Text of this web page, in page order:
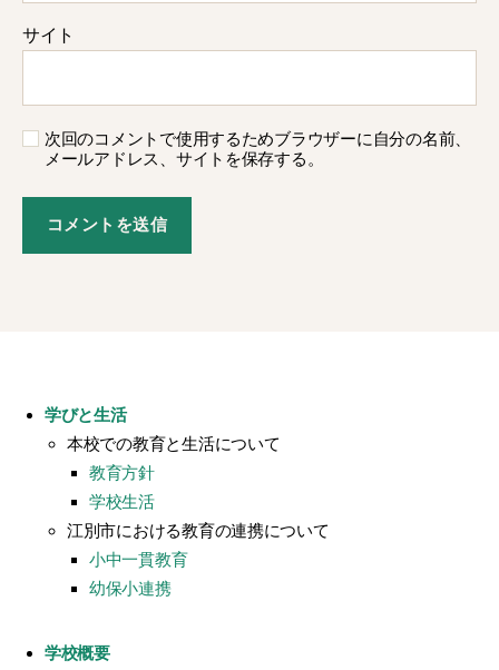
サイト
次回のコメントで使用するためブラウザーに自分の名前、
メールアドレス、サイトを保存する。
学びと生活
本校での教育と生活について
教育方針
学校生活
江別市における教育の連携について
小中一貫教育
幼保小連携
学校概要